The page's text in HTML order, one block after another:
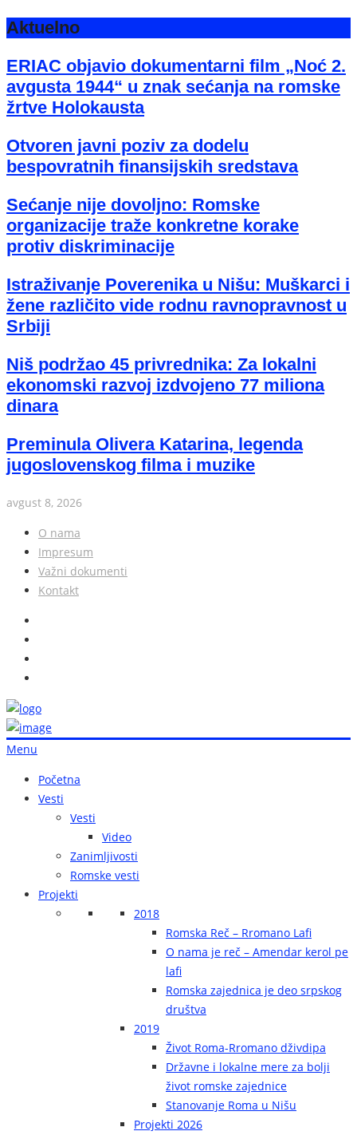
Aktuelno
ERIAC objavio dokumentarni film „Noć 2.
avgusta 1944“ u znak sećanja na romske
žrtve Holokausta
Otvoren javni poziv za dodelu
bespovratnih finansijskih sredstava
Sećanje nije dovoljno: Romske
organizacije traže konkretne korake
protiv diskriminacije
Istraživanje Poverenika u Nišu: Muškarci i
žene različito vide rodnu ravnopravnost u
Srbiji
Niš podržao 45 privrednika: Za lokalni
ekonomski razvoj izdvojeno 77 miliona
dinara
Preminula Olivera Katarina, legenda
jugoslovenskog filma i muzike
avgust 8, 2026
O nama
Impresum
Važni dokumenti
Kontakt
Menu
Početna
Vesti
Vesti
Video
Zanimljivosti
Romske vesti
Projekti
2018
Romska Reč – Rromano Lafi
O nama je reč – Amendar kerol pe
lafi
Romska zajednica je deo srpskog
društva
2019
Život Roma-Rromano dživdipa
Državne i lokalne mere za bolji
život romske zajednice
Stanovanje Roma u Nišu
Projekti 2026